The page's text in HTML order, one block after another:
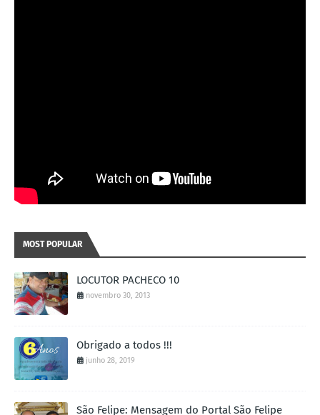
MOST POPULAR
LOCUTOR PACHECO 10
novembro 30, 2013
Obrigado a todos !!!
junho 28, 2019
São Felipe: Mensagem do Portal São Felipe